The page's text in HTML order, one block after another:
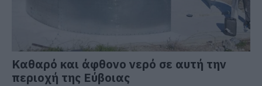
Καθαρό και άφθονο νερό σε αυτή την
περιοχή της Εύβοιας